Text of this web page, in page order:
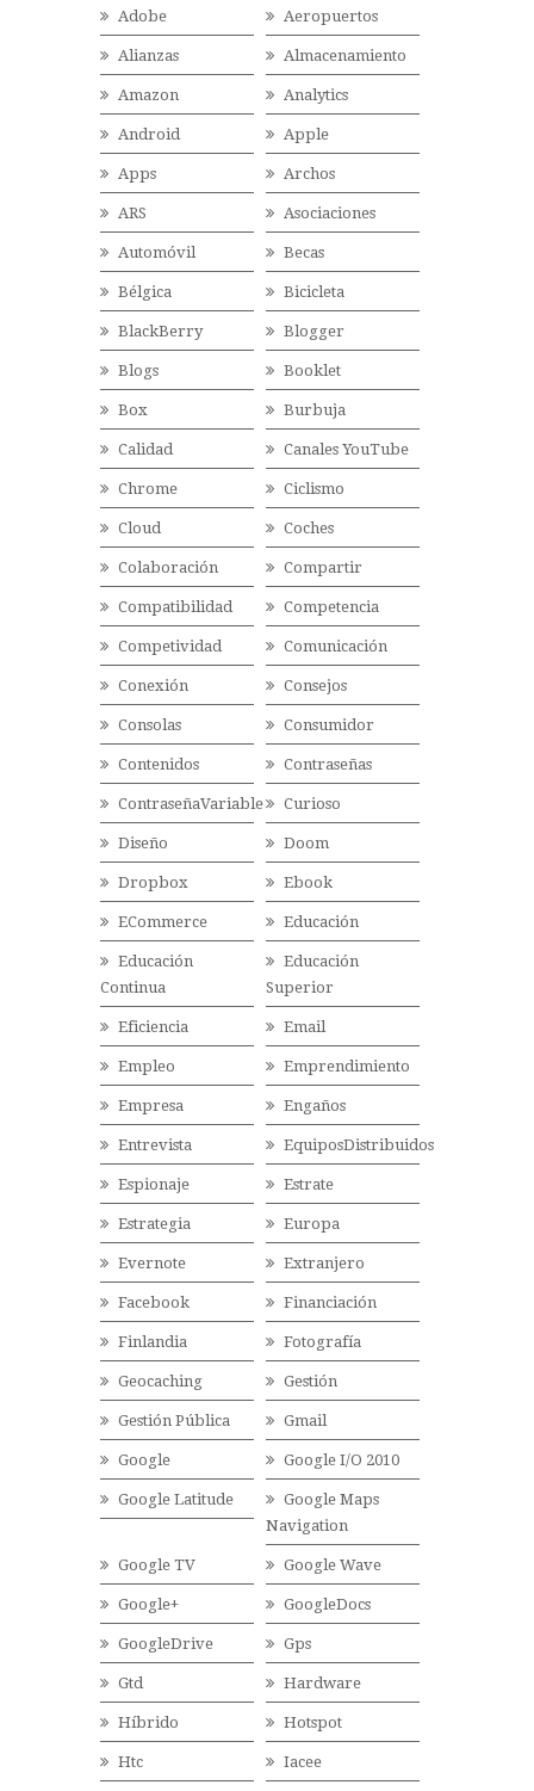
Adobe Aeropuertos
Alianzas Almacenamiento
Amazon Analytics
Android Apple
Apps Archos
ARS Asociaciones
Automóvil Becas
Bélgica Bicicleta
BlackBerry Blogger
Blogs Booklet
Box Burbuja
Calidad Canales YouTube
Chrome Ciclismo
Cloud Coches
Colaboración Compartir
Compatibilidad Competencia
Competividad Comunicación
Conexión Consejos
Consolas Consumidor
Contenidos Contraseñas
ContraseñaVariable Curioso
Diseño Doom
Dropbox Ebook
ECommerce Educación
Educación
Continua
Educación
Superior
Eficiencia Email
Empleo Emprendimiento
Empresa Engaños
Entrevista EquiposDistribuidos
Espionaje Estrate
Estrategia Europa
Evernote Extranjero
Facebook Financiación
Finlandia Fotografía
Geocaching Gestión
Gestión Pública Gmail
Google Google I/O 2010
Google Latitude
Google Maps
Navigation
Google TV Google Wave
Google+ GoogleDocs
GoogleDrive Gps
Gtd Hardware
Híbrido Hotspot
Htc Iacee